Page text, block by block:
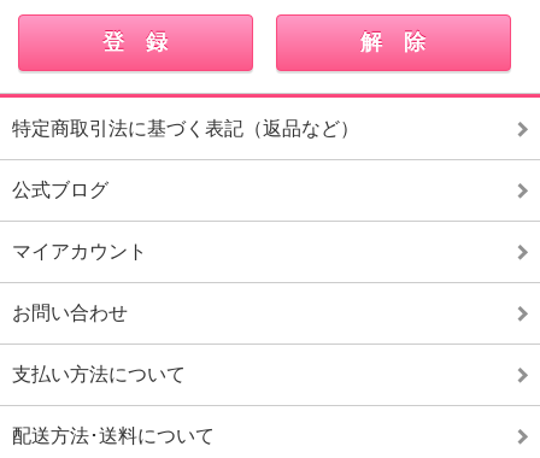
特定商取引法に基づく表記（返品など）
公式ブログ
マイアカウント
お問い合わせ
支払い方法について
配送方法･送料について